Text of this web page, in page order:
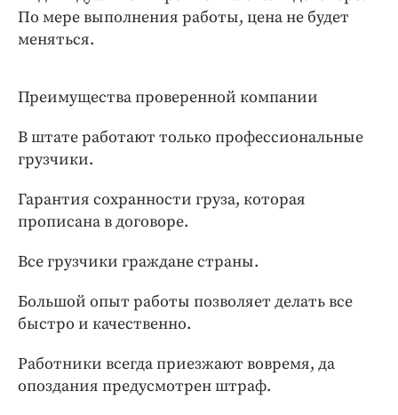
По мере выполнения работы, цена не будет
меняться.
Преимущества проверенной компании
В штате работают только профессиональные
грузчики.
Гарантия сохранности груза, которая
прописана в договоре.
Все грузчики граждане страны.
Большой опыт работы позволяет делать все
быстро и качественно.
Работники всегда приезжают вовремя, да
опоздания предусмотрен штраф.